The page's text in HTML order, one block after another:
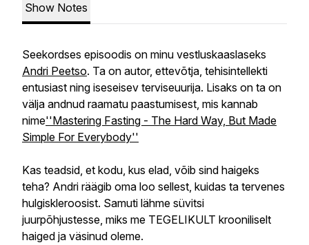
Show Notes
Seekordses episoodis on minu vestluskaaslaseks
Andri Peetso. Ta on autor, ettevõtja, tehisintellekti
entusiast ning iseseisev terviseuurija. Lisaks on ta on
välja andnud raamatu paastumisest, mis kannab
nime''Mastering Fasting - The Hard Way, But Made
Simple For Everybody''
Kas teadsid, et kodu, kus elad, võib sind haigeks
teha? Andri räägib oma loo sellest, kuidas ta tervenes
hulgiskleroosist. Samuti lähme süvitsi
juurpõhjustesse, miks me TEGELIKULT krooniliselt
haiged ja väsinud oleme.